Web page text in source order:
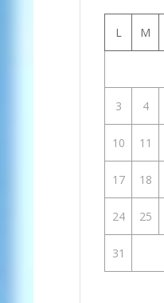
L M
3 4
10 11
17 18
24 25
31